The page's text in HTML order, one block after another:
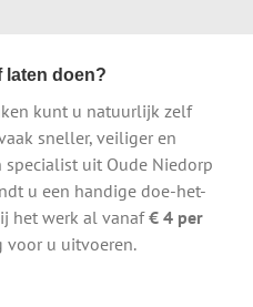
laten doen?
kunt u natuurlijk zelf
sneller, veiliger en
uit Oude Niedorp
u een handige doe-het-
het werk al vanaf€ 4 per
u uitvoeren.